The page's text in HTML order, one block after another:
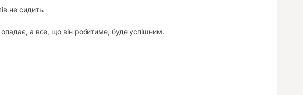
не сидить.
опадає, а все, що він робитиме, буде успішним.